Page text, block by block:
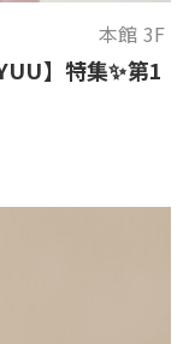
本館 3F
】特集✨第1